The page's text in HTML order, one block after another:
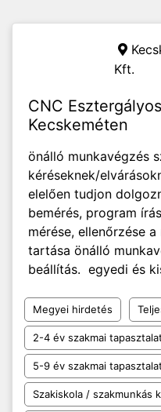
Kft.
CNC
Kecskeméten
önálló munkavégzés
kéréseknek/
elelően tudjon
bemérés, program
mérése, ellenőrzése
tartása önálló
beállítás. egyedi és
Megyei hirdetés
2-4 év szakmai tapasztalat
5-9 év szakmai tapasztalat
Szakiskola / szakmunkás